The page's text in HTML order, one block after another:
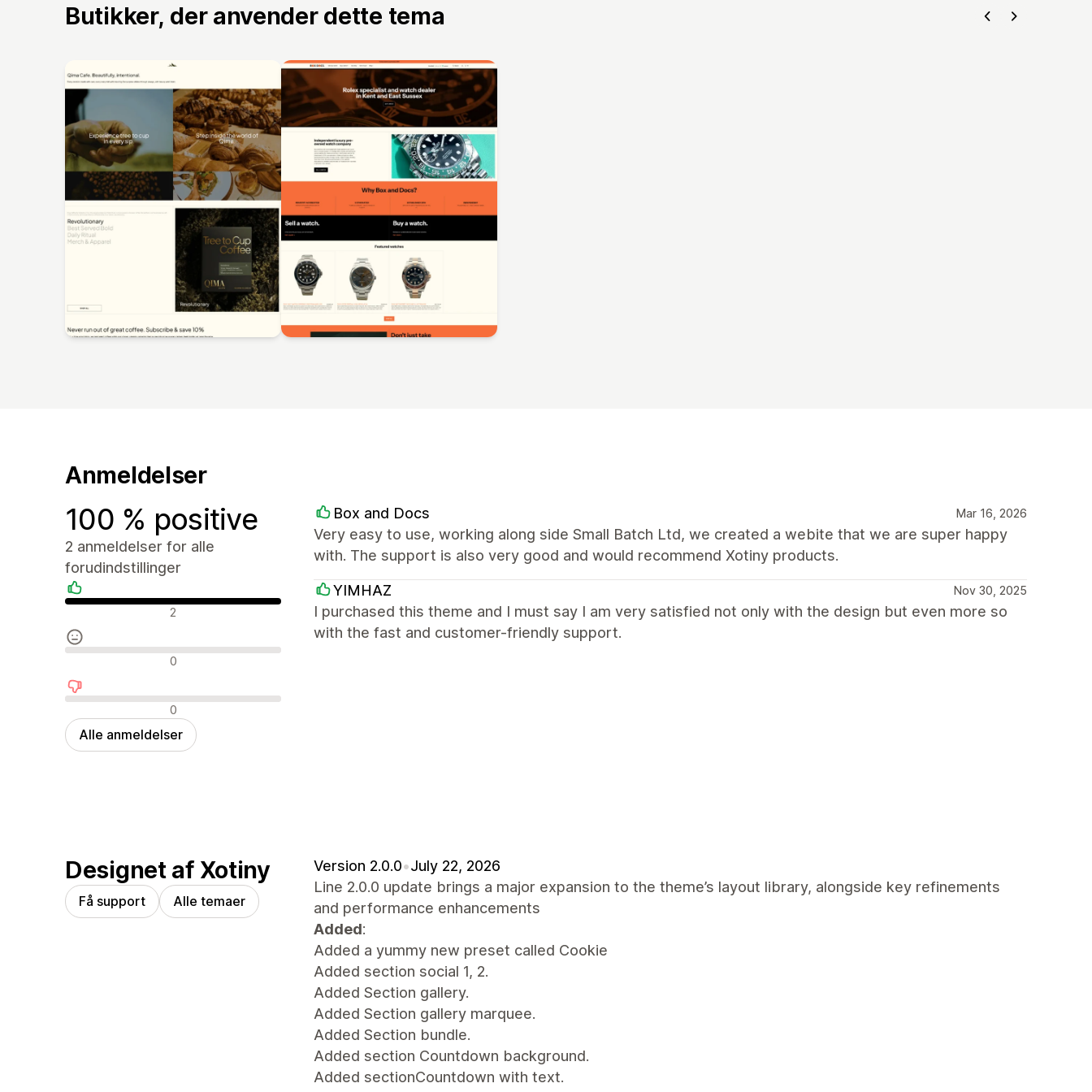
Butikker, der anvender dette tema
Anmeldelser
100 % positive
2 anmeldelser for alle
forudindstillinger
Positive anmeldelser
2
Neutrale anmeldelser
0
Negative anmeldelser
0
Alle anmeldelser
Box and Docs Mar 16, 2026
Very easy to use, working along side Small Batch Ltd, we created a webite that we are super happy
with. The support is also very good and would recommend Xotiny products.
YIMHAZ Nov 30, 2025
I purchased this theme and I must say I am very satisfied not only with the design but even more so
with the fast and customer-friendly support.
Designet af Xotiny
Få support Alle temaer
Version 2.0.0•July 22, 2026
Line 2.0.0 update brings a major expansion to the theme’s layout library, alongside key refinements
and performance enhancements
Added:
Added a yummy new preset called Cookie
Added section social 1, 2.
Added Section gallery.
Added Section gallery marquee.
Added Section bundle.
Added section Countdown background.
Added sectionCountdown with text.